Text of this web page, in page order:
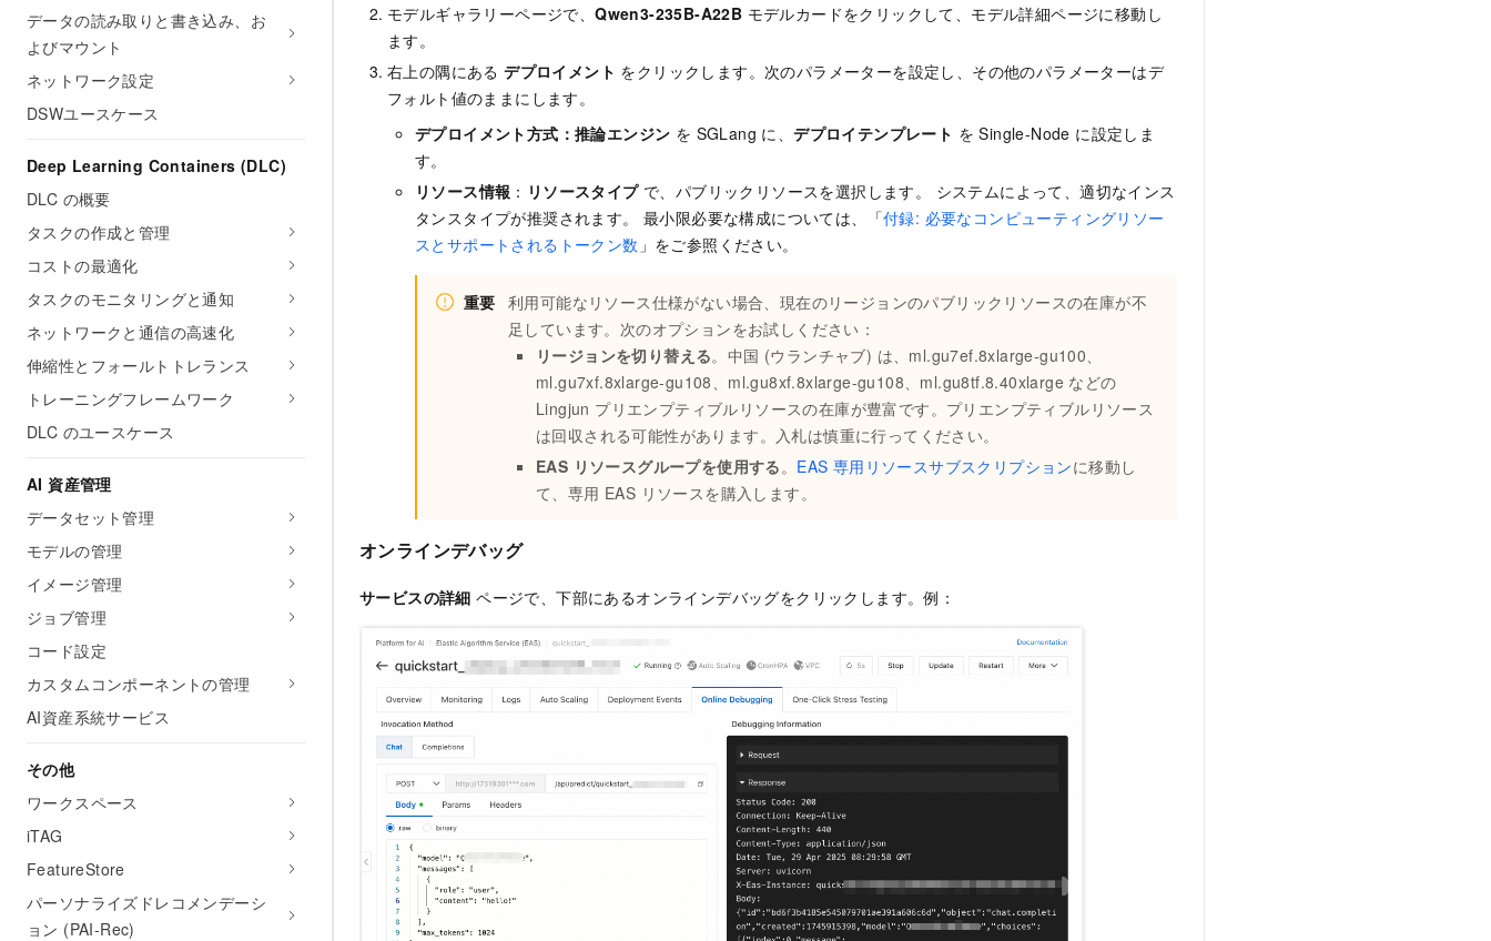
データの読み取りと書き込み、お
よびマウント
ネットワーク設定
DSWユースケース
Deep Learning Containers (DLC)
DLC の概要
タスクの作成と管理
コストの最適化
タスクのモニタリングと通知
ネットワークと通信の高速化
伸縮性とフォールトトレランス
トレーニングフレームワーク
DLC のユースケース
AI 資産管理
データセット管理
モデルの管理
イメージ管理
ジョブ管理
コード設定
カスタムコンポーネントの管理
AI資産系統サービス
その他
ワークスペース
iTAG
FeatureStore
パーソナライズドレコメンデーシ
ョン (PAI-Rec)
モデルギャラリーページで、Qwen3-235B-A22B モデルカードをクリックして、モデル詳細ページに移動し
ます。
右上の隅にあるデプロイメント をクリックします。次のパラメーターを設定し、その他のパラメーターはデ
フォルト値のままにします。
デプロイメント方式 ：推論エンジン を SGLang に、デプロイテンプレート を Single-Node に設定しま
す。
リソース情報 ： リソースタイプで、パブリックリソースを選択します。 システムによって、適切なインス
タンスタイプが推奨されます。 最小限必要な構成については、「付録: 必要なコンピューティングリソー
スとサポートされるトークン数 」をご参照ください。
重要 利用可能なリソース仕様がない場合、現在のリージョンのパブリックリソースの在庫が不
足しています。次のオプションをお試しください：
リージョンを切り替える。中国 (ウランチャブ) は、ml.gu7ef.8xlarge-gu100、
ml.gu7xf.8xlarge-gu108、ml.gu8xf.8xlarge-gu108、ml.gu8tf.8.40xlarge などの
Lingjun プリエンプティブルリソースの在庫が豊富です。プリエンプティブルリソース
は回収される可能性があります。入札は慎重に行ってください。
EAS リソースグループを使用する 。 EAS 専用リソースサブスクリプションに移動し
て、専用 EAS リソースを購入します。
オンラインデバッグ
サービスの詳細 ページで、下部にあるオンラインデバッグをクリックします。例：